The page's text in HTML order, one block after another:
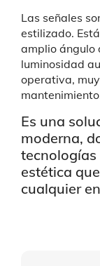
Las señales
estilizado.
amplio ángulo
luminosidad
operativa,
Es una
moderna,
tecnologías
estética
cualquier